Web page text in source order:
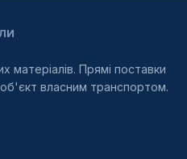
матеріалів. Прямі поставки
власним транспортом.